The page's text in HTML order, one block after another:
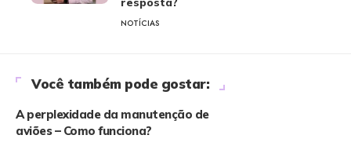
NOTÍCIAS
Você também pode gostar:
A perplexidade da manutenção de
aviões – Como funciona?